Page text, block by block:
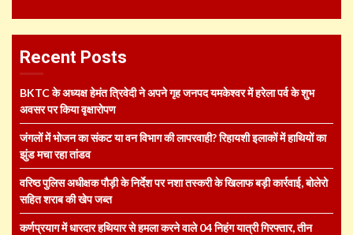
Recent Posts
BKTC के अध्यक्ष हेमंत त्रिवेदी ने अपने गृह जनपद यमकेश्वर में हरेला पर्व के शुभ
अवसर पर किया वृक्षारोपण
जंगलों में भोजन का संकट या वन विभाग की लापरवाही? रिहायशी इलाकों में हाथियों का
झुंड मचा रहा तांडव
वरिष्ठ पुलिस अधीक्षक पौड़ी के निर्देश पर नशा तस्करी के खिलाफ बड़ी कार्रवाई, बोलेरो
सहित शराब की खेप जब्त
कर्णप्रयाग में धारदार हथियार से हमला करने वाले 04 निहंग यात्री गिरफ्तार, तीन